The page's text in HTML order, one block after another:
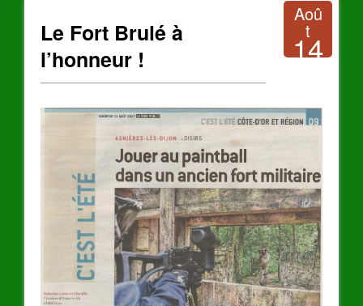
Le Fort Brulé à
l’honneur !
Aoû
t
14